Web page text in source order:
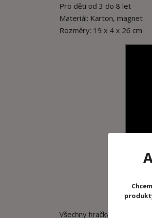
Pro děti od 3 do 8 let
Materiál: Karton, magnet
Rozměry: 19 x 4 x 26 cm
Všechny hračky Janod mají